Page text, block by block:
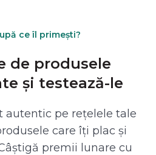
ce îl primești?
de produsele
și testează-le
autentic pe rețelele tale
care îți plac și
premii lunare cu